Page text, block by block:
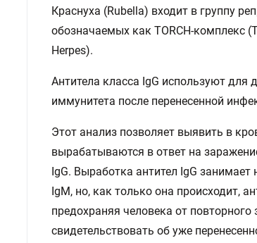
Краснуха (Rubella) входит в группу
обозначаемых как TORCH-комплекс
Herpes).
Антитела класса IgG используют для
иммунитета после перенесенной
Этот анализ позволяет выявить в
вырабатываются в ответ на
IgG. Выработка антител IgG
IgM, но, как только она происходит,
предохраняя человека от
свидетельствовать об уже